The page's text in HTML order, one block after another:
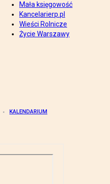
Mała księgowość
Kancelarierp.pl
Wieści Rolnicze
Życie Warszawy
KALENDARIUM